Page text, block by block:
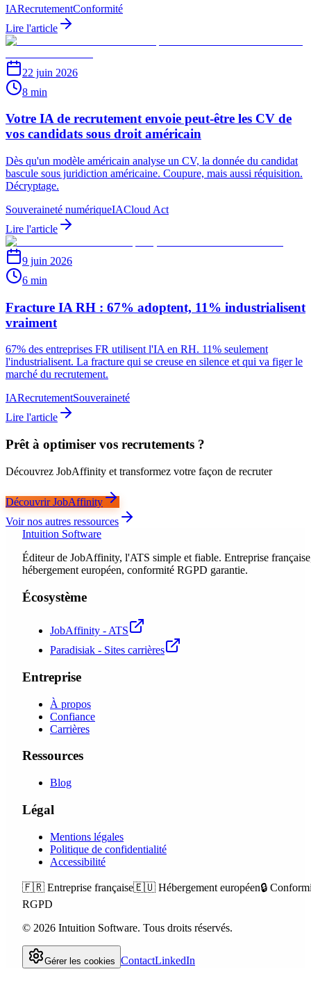
IARecrutementConformité
Lire l'article
22 juin 2026
8 min
Votre IA de recrutement envoie peut-être les CV de
vos candidats sous droit américain
Dès qu'un modèle américain analyse un CV, la donnée du candidat
bascule sous juridiction américaine. Coupure, mais aussi réquisition.
Décryptage.
Souveraineté numériqueIACloud Act
Lire l'article
9 juin 2026
6 min
Fracture IA RH : 67% adoptent, 11% industrialisent
vraiment
67% des entreprises FR utilisent l'IA en RH. 11% seulement
l'industrialisent. La fracture qui se creuse en silence et qui va figer le
marché du recrutement.
IARecrutementSouveraineté
Lire l'article
Prêt à optimiser vos recrutements ?
Découvrez JobAffinity et transformez votre façon de recruter
Découvrir JobAffinity
Voir nos autres ressources
Intuition Software
Éditeur de JobAffinity, l'ATS simple et fiable. Entreprise
hébergement européen, conformité RGPD garantie.
Écosystème
JobAffinity - ATS
Paradisiak - Sites carrières
Entreprise
À propos
Confiance
Carrières
Ressources
Blog
Légal
Mentions légales
Politique de confidentialité
Accessibilité
🇫🇷 Entreprise française🇪🇺 Hébergement européen🔒
RGPD
© 2026 Intuition Software. Tous droits réservés.
Gérer les cookies ContactLinkedIn